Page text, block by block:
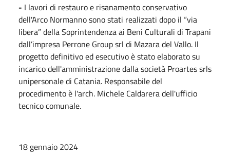
- I lavori di restauro e risanamento conservativo
dell'Arco Normanno sono stati realizzati dopo il “via
libera” della Soprintendenza ai Beni Culturali di Trapani
dall’impresa Perrone Group srl di Mazara del Vallo. Il
progetto definitivo ed esecutivo è stato elaborato su
incarico dell'amministrazione dalla società Proartes srls
unipersonale di Catania. Responsabile del
procedimento è l'arch. Michele Caldarera dell'ufficio
tecnico comunale.
18 gennaio 2024